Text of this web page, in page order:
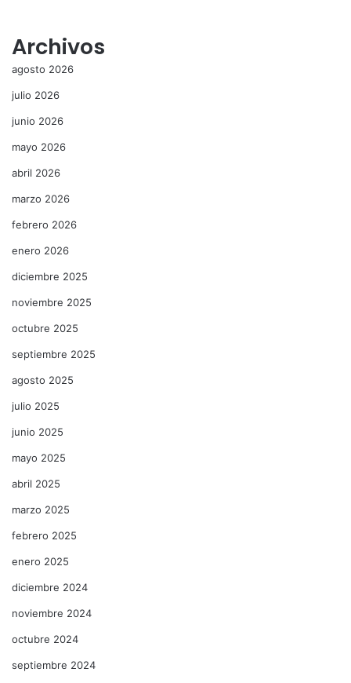
Archivos
agosto 2026
julio 2026
junio 2026
mayo 2026
abril 2026
marzo 2026
febrero 2026
enero 2026
diciembre 2025
noviembre 2025
octubre 2025
septiembre 2025
agosto 2025
julio 2025
junio 2025
mayo 2025
abril 2025
marzo 2025
febrero 2025
enero 2025
diciembre 2024
noviembre 2024
octubre 2024
septiembre 2024